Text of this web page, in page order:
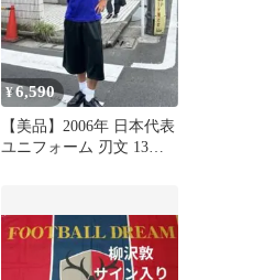
¥6,590
【美品】2006年 日本代表
ユニフォーム 刃文 13番